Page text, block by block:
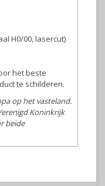
H0/00, lasercut)
het beste
te schilderen.
op het vasteland.
Koninkrijk
beide